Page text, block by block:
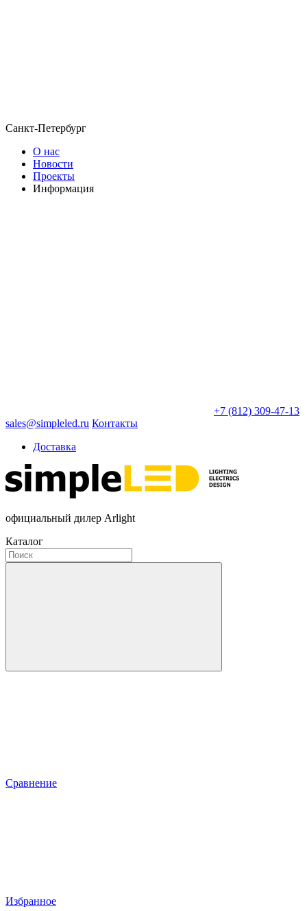
Санкт-Петербург
О нас
Новости
Проекты
Информация
+7 (812) 309-47-13
sales@simpleled.ru Контакты
Доставка
официальный дилер Arlight
Каталог
Сравнение
Избранное